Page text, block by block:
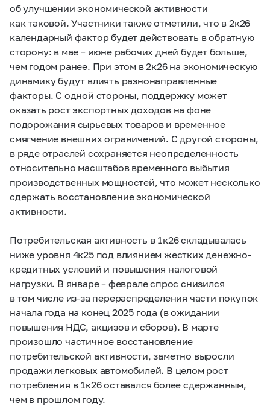
об улучшении экономической активности
как таковой. Участники также отметили, что в 2к26
календарный фактор будет действовать в обратную
сторону: в мае – июне рабочих дней будет больше,
чем годом ранее. При этом в 2к26 на экономическую
динамику будут влиять разнонаправленные
факторы. С одной стороны, поддержку может
оказать рост экспортных доходов на фоне
подорожания сырьевых товаров и временное
смягчение внешних ограничений. С другой стороны,
в ряде отраслей сохраняется неопределенность
относительно масштабов временного выбытия
производственных мощностей, что может несколько
сдержать восстановление экономической
активности.
Потребительская активность в 1к26 складывалась
ниже уровня 4к25 под влиянием жестких денежно-
кредитных условий и повышения налоговой
нагрузки. В январе – феврале спрос снизился
в том числе из‑за перераспределения части покупок
начала года на конец 2025 года (в ожидании
повышения НДС, акцизов и сборов). В марте
произошло частичное восстановление
потребительской активности, заметно выросли
продажи легковых автомобилей. В целом рост
потребления в 1к26 оставался более сдержанным,
чем в прошлом году.